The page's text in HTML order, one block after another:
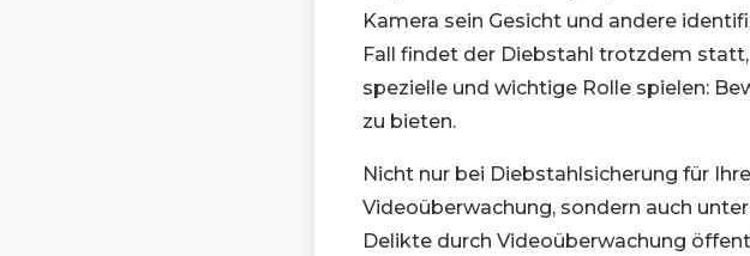
Kamera sein Gesicht und andere
Fall findet der Diebstahl trotzdem
spezielle und wichtige Rolle spielen:
zu bieten.
Nicht nur bei Diebstahlsicherung für
Videoüberwachung, sondern auch
Delikte durch Videoüberwachung